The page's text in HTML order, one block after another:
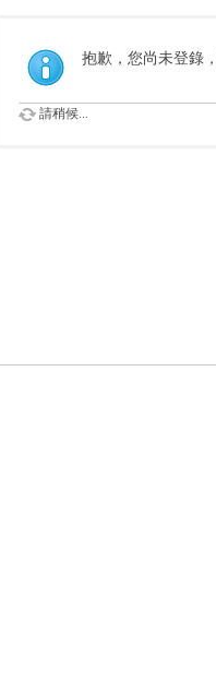
抱歉，您尚未登錄
請稍候...